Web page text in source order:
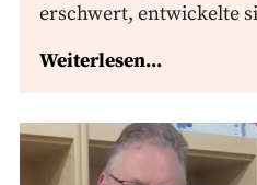
erschwert, entwickelte
Weiterlesen...